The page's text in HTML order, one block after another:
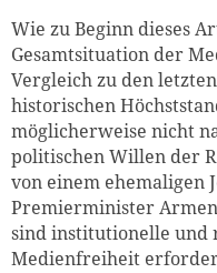
Wie zu Beginn dieses
Gesamtsituation der
Vergleich zu den
historischen
möglicherweise nicht
politischen Willen der
von einem ehemaligen
Premierminister
sind institutionelle und
Medienfreiheit